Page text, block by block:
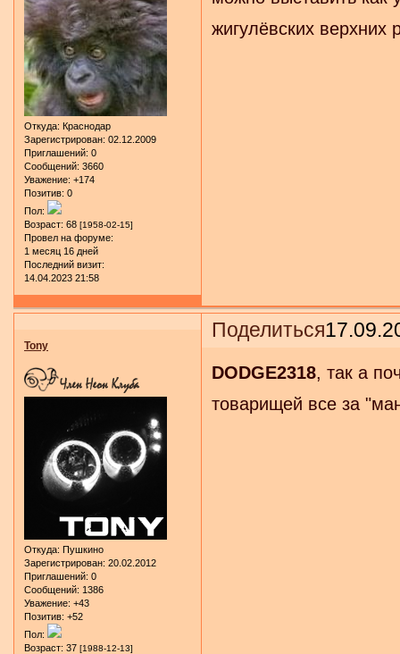
Откуда: Краснодар
Зарегистрирован: 02.12.2009
Приглашений: 0
Сообщений: 3660
Уважение: +174
Позитив: 0
Пол:
Возраст: 68 [1958-02-15]
Провел на форуме:
1 месяц 16 дней
Последний визит:
14.04.2023 21:58
жигулёвских верхних
Поделиться
Tony
Откуда: Пушкино
Зарегистрирован: 20.02.2012
Приглашений: 0
Сообщений: 1386
Уважение: +43
Позитив: +52
Пол:
Возраст: 37 [1988-12-13]
DODGE2318, так а
товарищей все за